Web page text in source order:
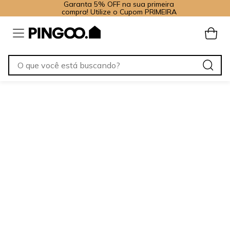
Garanta 5% OFF na sua primeira
compra! Utilize o Cupom PRIMEIRA